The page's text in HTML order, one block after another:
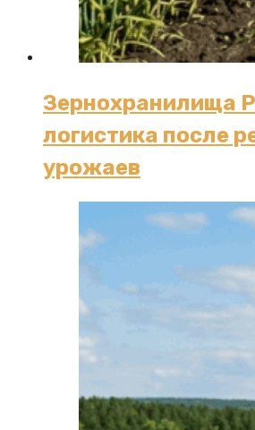
Зернохранилища
логистика после
урожаев